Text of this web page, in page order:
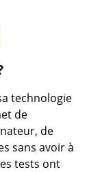
technologie
de
de
sans avoir à
tests ont